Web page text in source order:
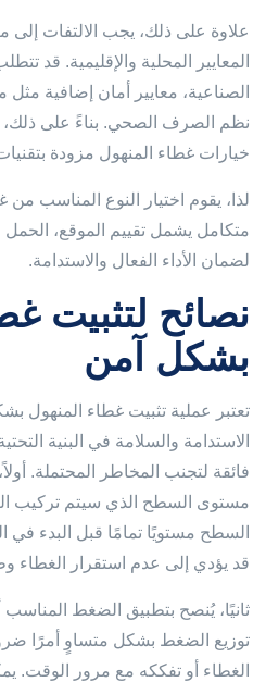
علاوة على ذلك، يجب الالتفات إلى
المعايير المحلية والإقليمية. قد
الصناعية، معايير أمان إضافية مثل
نظم الصرف الصحي. بناءً على
خيارات غطاء المنهول مزودة
لذا، يقوم اختيار النوع المناسب
متكامل يشمل تقييم الموقع، الحمل
لضمان الأداء الفعال والاستدامة.
نصائح لتثبيت
بشكل آمن
تعتبر عملية تثبيت غطاء المنهول
الاستدامة والسلامة في البنية
فائقة لتجنب المخاطر المحتملة.
مستوى السطح الذي سيتم تركيب
السطح مستويًا تمامًا قبل البدء
قد يؤدي إلى عدم استقرار الغطاء
ثانيًا، يُنصح بتطبيق الضغط المناسب
توزيع الضغط بشكل متساوٍ أمرًا
الغطاء أو تفككه مع مرور الوقت.